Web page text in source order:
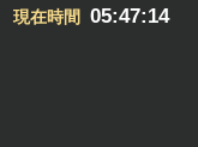
現在時間 05:47:15